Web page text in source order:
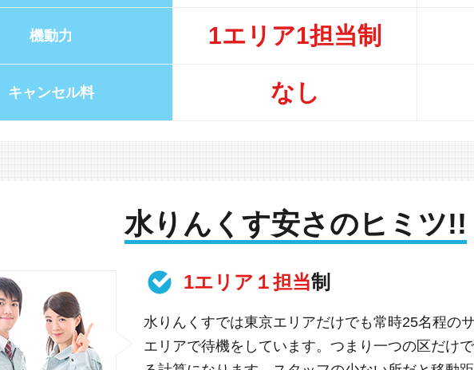
機動力 1エリア1担当制
キャンセル料 なし
水りんくす安さのヒミツ!!
1エリア１担当制
水りんくすでは東京エリアだけでも常時25名程の
エリアで待機をしています。つまり一つの区だけ